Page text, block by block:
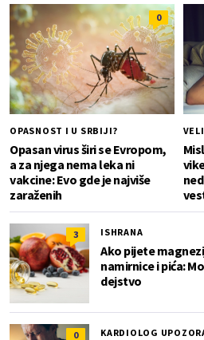
0
OPASNOST I U SRBIJI?
Opasan virus širi se Evropom,
a za njega nema leka ni
vakcine: Evo gde je najviše
zaraženih
3 ISHRANA
Ako pijete
namirnice i pića:
dejstvo
0 KARDIOLOG